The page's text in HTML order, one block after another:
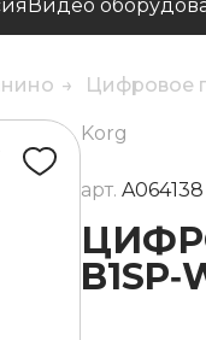
Видео
Цифровое
Korg
арт. A064138